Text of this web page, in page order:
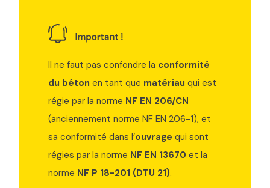
Il ne faut pas confondre la conformité
du béton en tant que matériau qui est
régie par la norme NF EN 206/CN
(anciennement norme NF EN 206-1), et
sa conformité dans l’ouvrage qui sont
régies par la norme NF EN 13670 et la
norme NF P 18-201 (DTU 21).